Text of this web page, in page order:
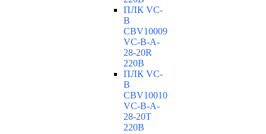
ПЛК VC-
B
CBV10009
VC-В-A-
28-20R
220В
ПЛК VC-
B
CBV10010
VC-В-A-
28-20T
220В